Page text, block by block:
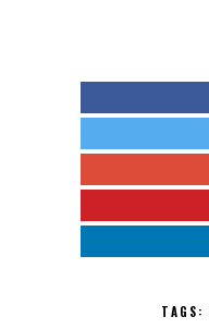
TAGS: